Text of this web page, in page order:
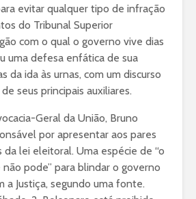
evitar qualquer tipo de infração
do Tribunal Superior
com o qual o governo vive dias
uma defesa enfática de sua
da ida às urnas, com um discurso
seus principais auxiliares.
Geral da União, Bruno
por apresentar aos pares
da lei eleitoral. Uma espécie de “o
pode” para blindar o governo
a Justiça, segundo uma fonte.